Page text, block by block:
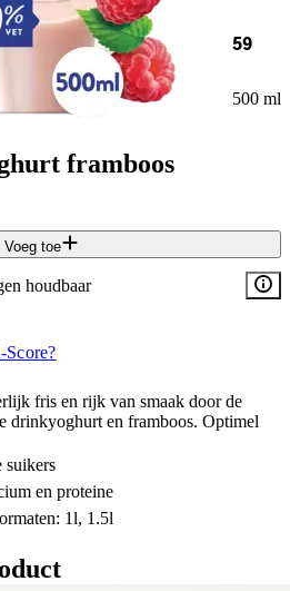
59
500 ml
framboos
Voeg toe
houdbaar
fris en rijk van smaak door de
drinkyoghurt en framboos. Optimel
suikers
en proteine
1l, 1.5l